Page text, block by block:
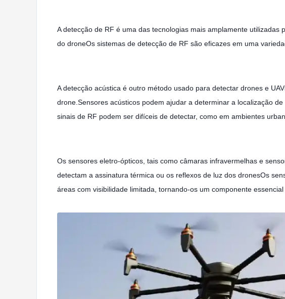
A detecção de RF é uma das tecnologias mais amplamente
do droneOs sistemas de detecção de RF são eficazes em uma
A detecção acústica é outro método usado para detectar drones e
drone.Sensores acústicos podem ajudar a determinar a localização
sinais de RF podem ser difíceis de detectar, como em ambientes
Os sensores eletro-ópticos, tais como câmaras infravermelhas e
detectam a assinatura térmica ou os reflexos de luz dos dronesOs
áreas com visibilidade limitada, tornando-os um componente